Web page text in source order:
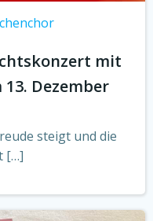
mit
Dezember
steigt und die
[…]